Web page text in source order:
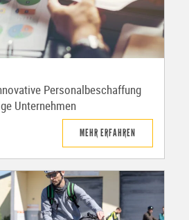
Personalbeschaffung
Unternehmen
MEHR ERFAHREN